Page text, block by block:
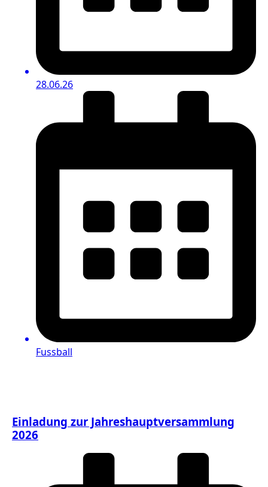
28.06.26
Fussball
Einladung zur Jahreshauptversammlung
2026